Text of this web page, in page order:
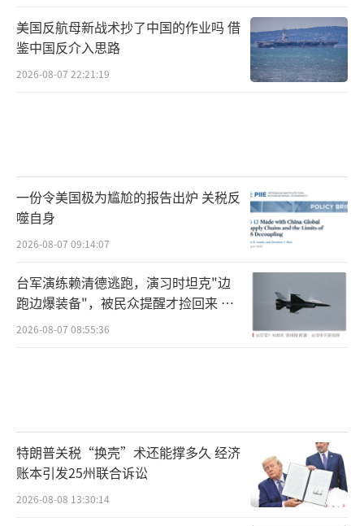
美国反航母新战术抄了中国的作业吗 借
鉴中国反介入思路
2026-08-07 22:21:19
一份令美国极为尴尬的报告出炉 关税反
噬自身
2026-08-07 09:14:07
台军演练赖清德逃跑，演习时坦克"边
跑边爆装备"，被民众提醒才捡回来 演
习状况频出引发关注
2026-08-07 08:55:36
特朗普关税“换壳”术还能撑多久 经济
账本引发25州联合诉讼
2026-08-08 13:30:14